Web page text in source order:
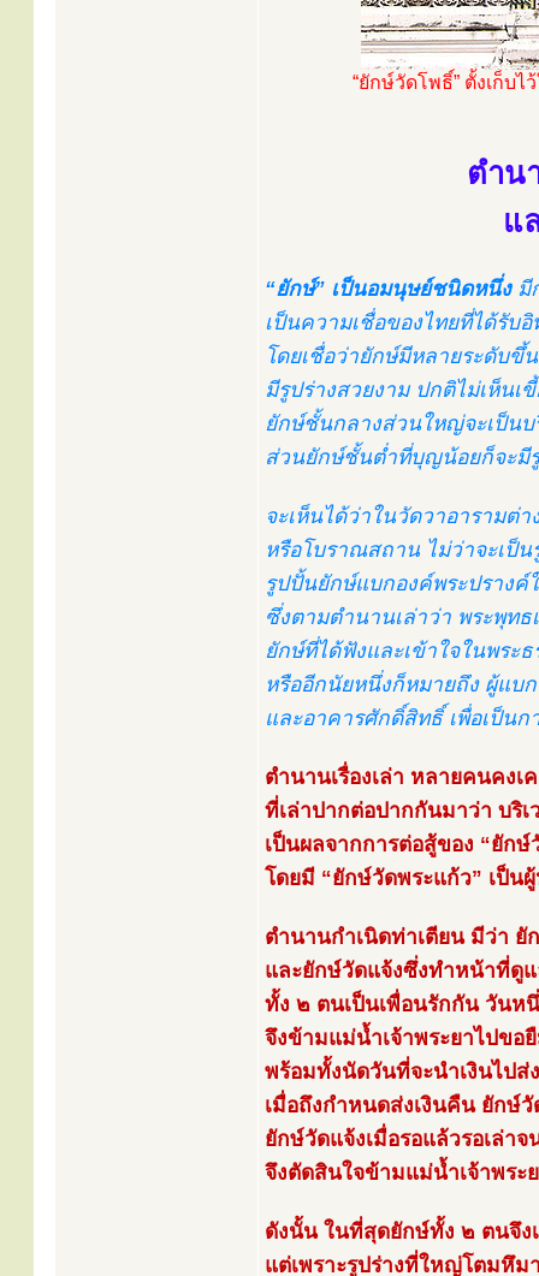
“ยักษ์วัดโพธิ์” ตั้งเก็บ
ตำน
แ
“ยักษ์” เป็นอมนุษย์ชนิดหนึ่งมี
เป็นความเชื่อของไทยที่ได้รั
โดยเชื่อว่ายักษ์มีหลายระดับ
มีรูปร่างสวยงาม ปกติไม่เห็นเ
ยักษ์ชั้นกลางส่วนใหญ่จะเป็น
ส่วนยักษ์ชั้นต่ำที่บุญน้อยก็จะมี
จะเห็นได้ว่าในวัดวาอารามต่
หรือโบราณสถาน ไม่ว่าจะเป็
รูปปั้นยักษ์แบกองค์พระปรางค์
ซึ่งตามตำนานเล่าว่า พระพุท
ยักษ์ที่ได้ฟังและเข้าใจในพระ
หรืออีกนัยหนึ่งก็หมายถึง ผู้แบ
และอาคารศักดิ์สิทธิ์ เพื่อเป็น
ตำนานเรื่องเล่า หลายคนคง
ที่เล่าปากต่อปากกันมาว่า บริ
เป็นผลจากการต่อสู้ของ “ยัก
โดยมี “ยักษ์วัดพระแก้ว” เป็น
ตำนานกำเนิดท่าเตียน มีว่า
และยักษ์วัดแจ้งซึ่งทำหน้าที่ดู
ทั้ง ๒ ตนเป็นเพื่อนรักกัน วันห
จึงข้ามแม่น้ำเจ้าพระยาไปขอ
พร้อมทั้งนัดวันที่จะนำเงินไปส่
เมื่อถึงกำหนดส่งเงินคืน ยักษ์
ยักษ์วัดแจ้งเมื่อรอแล้วรอเล่า
จึงตัดสินใจข้ามแม่น้ำเจ้าพร
ดังนั้น ในที่สุดยักษ์ทั้ง ๒ ตนจึง
แต่เพราะรูปร่างที่ใหญ่โตมหึ